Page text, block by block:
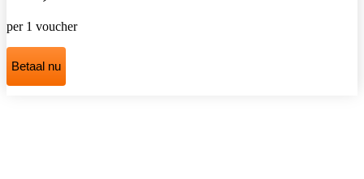
per 1 voucher
Betaal nu